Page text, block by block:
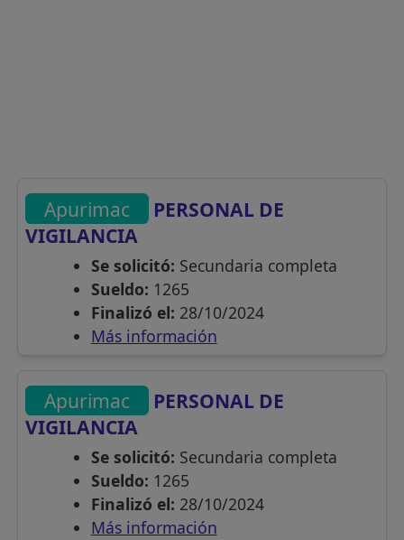
Apurimac
PERSONAL DE
VIGILANCIA
Se solicitó: Secundaria completa
Sueldo: 1265
Finalizó el: 28/10/2024
Más información
Apurimac
PERSONAL DE
VIGILANCIA
Se solicitó: Secundaria completa
Sueldo: 1265
Finalizó el: 28/10/2024
Más información